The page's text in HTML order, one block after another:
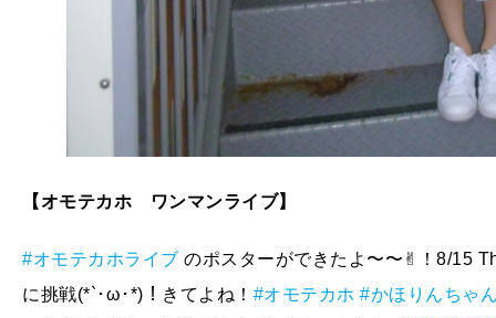
【オモテカホ ワンマンライブ】
#オモテカホライブ のポスターができたよ〜〜✌︎！8/15
に挑戦(*`･ω･*)！きてよね！ #オモテカホ #かほりんちゃ